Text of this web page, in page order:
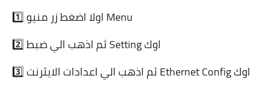
1️⃣ اولا اضغط زر منيو Menu
2️⃣ ثم اذهب الي ضبط Setting اوك
3️⃣ ثم اذهب الي اعدادات الايثرنت Ethernet Config اوك